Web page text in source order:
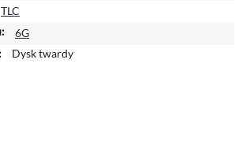
TLC
6G
Dysk twardy